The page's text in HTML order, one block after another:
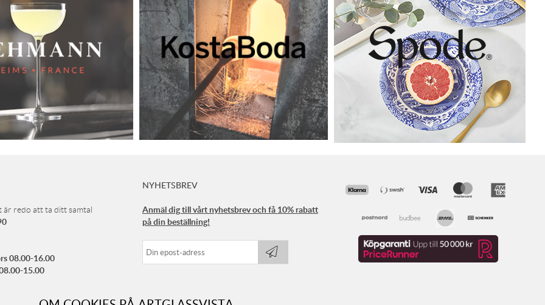
är redo att ta ditt samtal
08.00-16.00
15.00
NYHETSBREV
Anmäl dig till vårt nyhetsbrev och få 10% rabatt
på din beställning!